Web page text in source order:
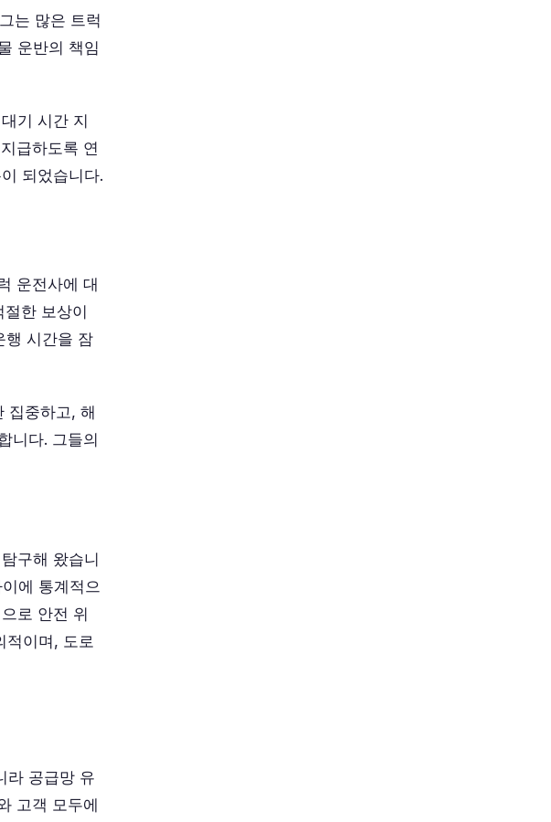
는 많은 트럭
운반의 책임
기 시간 지
급하도록 연
되었습니다.
운전사에 대
한 보상이
행 시간을 잠
집중하고, 해
니다. 그들의
구해 왔습니
에 통계적으
로 안전 위
적이며, 도로
라 공급망 유
고객 모두에